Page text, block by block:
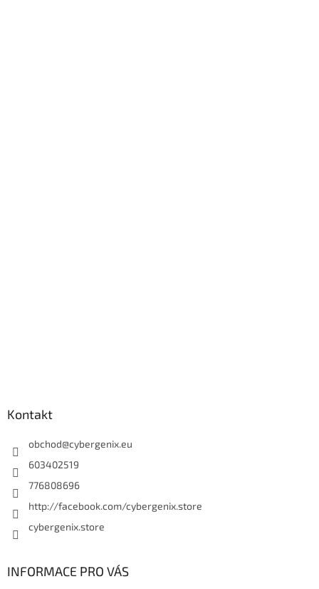
Kontakt
obchod@cybergenix.eu
603402519
776808696
http://facebook.com/cybergenix.store
cybergenix.store
INFORMACE PRO VÁS